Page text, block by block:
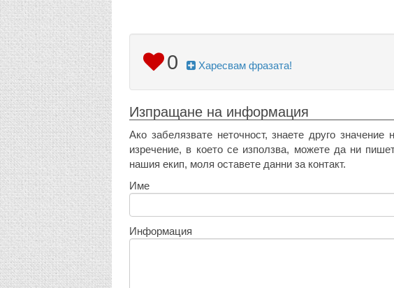
0 Харесвам фразата!
Изпращане на информация
Ако забелязвате неточност, знаете друго
изречение, в което се използва, можете да ни
нашия екип, моля оставете данни за контакт.
Име
Информация